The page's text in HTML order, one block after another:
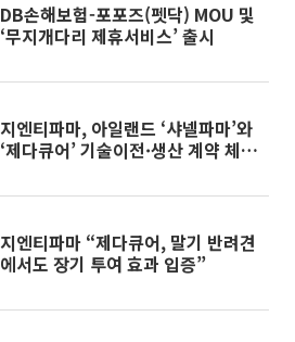
DB손해보험-포포즈(펫닥) MOU 및
‘무지개다리 제휴서비스’ 출시
지엔티파마, 아일랜드 ‘샤넬파마’와
‘제다큐어’ 기술이전·생산 계약 체
지엔티파마 “제다큐어, 말기 반려견
에서도 장기 투여 효과 입증”